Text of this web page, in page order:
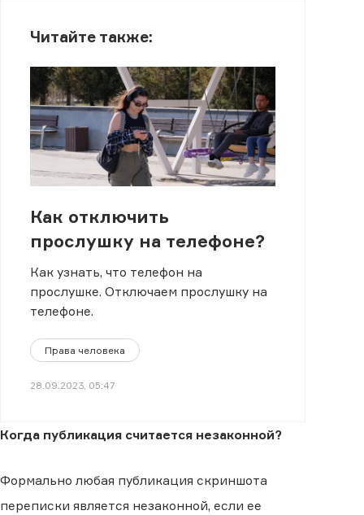
Читайте также:
Как отключить
прослушку на телефоне?
Как узнать, что телефон на
прослушке. Отключаем прослушку на
телефоне.
Права человека
28.09.2023, 05:47
Когда публикация считается незаконной?
Формально любая публикация скриншота
переписки является незаконной, если ее